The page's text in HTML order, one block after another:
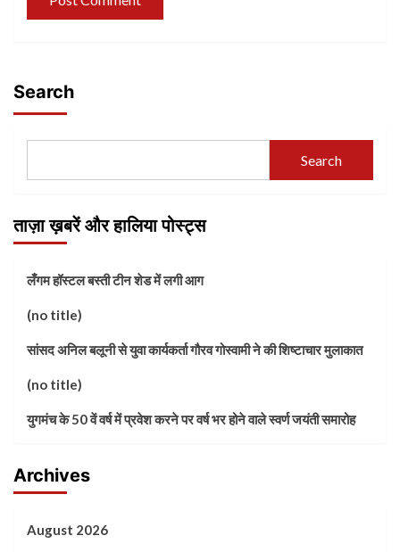
Search
Search
ताज़ा ख़बरें और हालिया पोस्ट्स
लँगम हॉस्टल बस्ती टीन शेड में लगी आग
(no title)
सांसद अनिल बलूनी से युवा कार्यकर्ता गौरव गोस्वामी ने की शिष्टाचार मुलाकात
(no title)
युगमंच के 50 वें वर्ष में प्रवेश करने पर वर्ष भर होने वाले स्वर्ण जयंती समारोह
Archives
August 2026